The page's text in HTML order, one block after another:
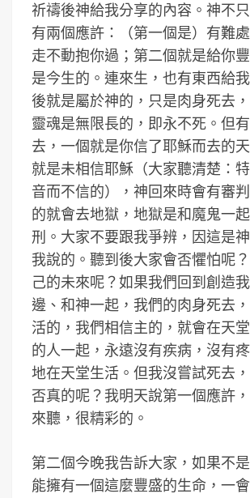
祈禱後神給我分享的內容。神不
有兩個應許：（第一個是）有難
走不動抱你過；第二個就是給你
是今生的。連來生，也有東西給
後就是屬於神的，只是肉身死去
靈魂是無限長的，即永不死。但
去，一個就是你信了耶穌而去的
就是未相信耶穌（大家聽清楚：
音而不信的），神回來時會有審
的就會去地獄，地獄是和魔鬼一
刑。大家不要跟我爭辨，因這是
我說的。聽到後大家會否懼怕呢
己的未來呢？如果我們回到創造
邊、和神一起，我們的肉身死去
活的，我們相信主的，就會在天
的人一起，永遠沒有疾病，沒有
地在天堂生活。但我沒嘗試死去
否真的呢？我明天說第一個應許
來聽，很精彩的。
第二個今晚我告訴大家，如果不
能擁有一個這麼豐盛的生命，一